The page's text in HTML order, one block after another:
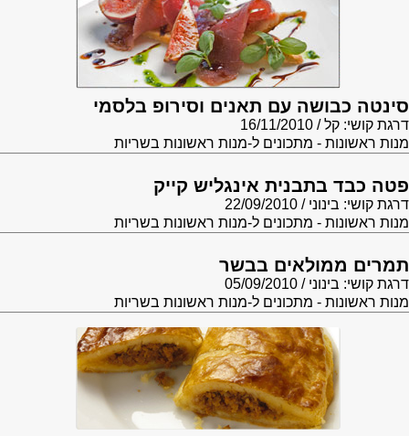
סינטה כבושה עם תאנים וסירופ בלסמי
דרגת קושי: קל
16/11/2010
מנות ראשונות - מתכונים ל-מנות ראשונות בשריות
פטה כבד בתבנית אינגליש קייק
דרגת קושי: בינוני
22/09/2010
מנות ראשונות - מתכונים ל-מנות ראשונות בשריות
תמרים ממולאים בבשר
דרגת קושי: בינוני
05/09/2010
מנות ראשונות - מתכונים ל-מנות ראשונות בשריות